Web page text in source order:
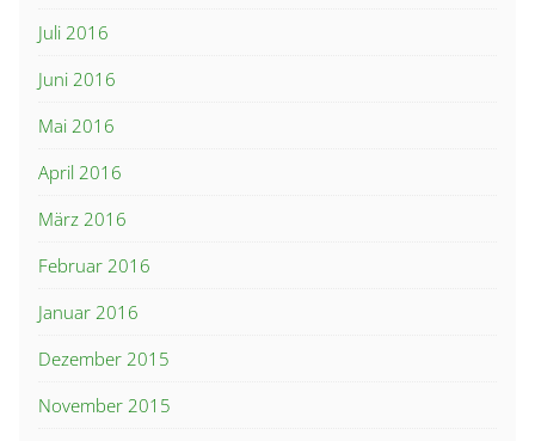
Juli 2016
Juni 2016
Mai 2016
April 2016
März 2016
Februar 2016
Januar 2016
Dezember 2015
November 2015